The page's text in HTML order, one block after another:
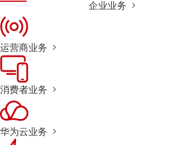
企业业务
运营商业务
消费者业务
华为云业务